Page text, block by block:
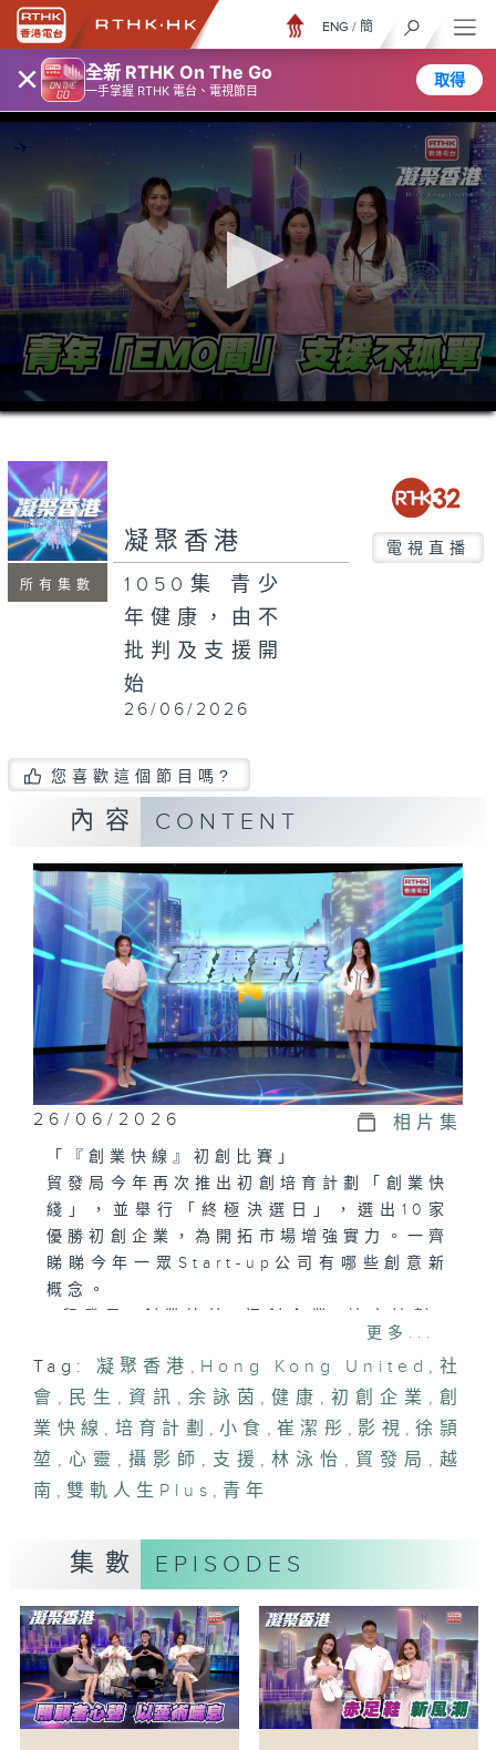
× 全新 RTHK On The Go
一手掌握 RTHK 電台、電視節目
取得
ENG / 簡
seconds
minutes,
7
seconds
所有集數
凝聚香港 電視直播
1050集 青少
年健康，由不
批判及支援開
始
26/06/2026
您喜歡這個節目嗎?
內容 CONTENT
26/06/2026 相片集
「『創業快線』初創比賽」
貿發局今年再次推出初創培育計劃「創業快
綫」，並舉行「終極決選日」，選出10家
優勝初創企業，為開拓市場增強實力。一齊
睇睇今年一眾Start-up公司有哪些創意新
概念。
「青年『EMO間』支援不孤單」
一個以青年為中心的「全天候心靈支援」服
務，為青少年心靈健康提供無批判的支援環
年輕人力量，讓他們在挑戰中茁壯成長，培
#青年#心靈#健康#支援#崔潔彤#徐頴堃
「攝影師『越』軌飲食界」
修讀媒體製作的Woods，畢業後便投身影
視行業，擔任不少電視劇及電影的攝影師及
攝影指導，還因工作關係遇上越南籍妻子，
隨後更和太太開設越南小食店。不用拍劇
更多...
Tag: 凝聚香港 , Hong Kong United , 社
會 , 民生 , 資訊 , 余詠茵 , 健康 , 初創企業 , 創
業快線 , 培育計劃 , 小食 , 崔潔彤 , 影視 , 徐頴
堃 , 心靈 , 攝影師 , 支援 , 林泳怡 , 貿發局 , 越
南 ,雙軌人生Plus , 青年
集數 EPISODES